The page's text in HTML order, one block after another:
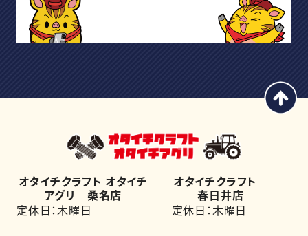
オタイチクラフト オタイチ
アグリ 桑名店
定休日：木曜日
オタイチクラフト
春日井店
定休日：木曜日